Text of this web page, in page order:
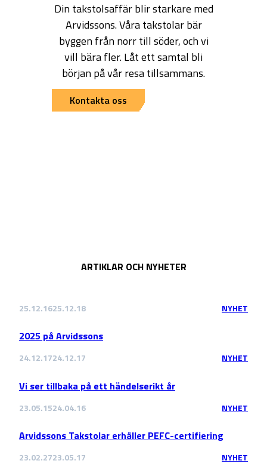
Din takstolsaffär blir starkare med
Arvidssons. Våra takstolar bär
byggen från norr till söder, och vi
vill bära fler. Låt ett samtal bli
början på vår resa tillsammans.
Kontakta oss
ARTIKLAR OCH NYHETER
2025 på Arvidssons
25.12.1625.12.18 NYHET
Vi ser tillbaka på ett händelserikt år
24.12.1724.12.17 NYHET
Arvidssons Takstolar erhåller PEFC-certifiering
23.05.1524.04.16 NYHET
23.02.2723.05.17 NYHET